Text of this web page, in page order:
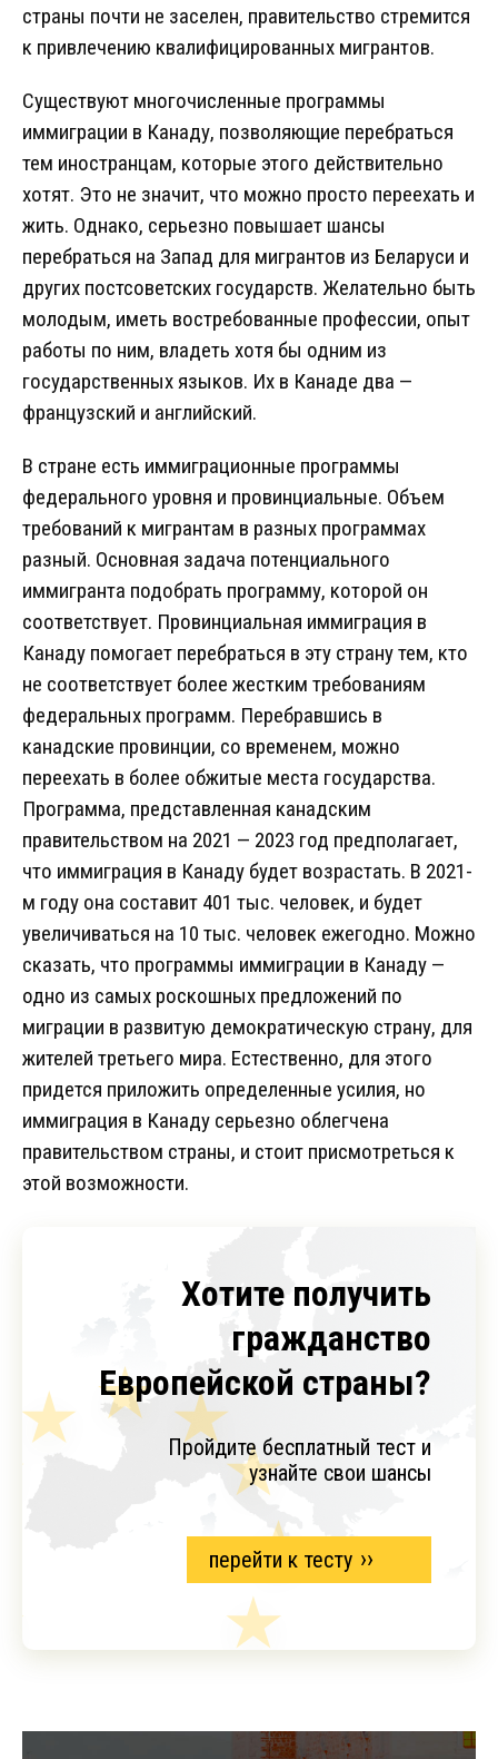
страны почти не заселен, правительство стремится
к привлечению квалифицированных мигрантов.
Существуют многочисленные программы
иммиграции в Канаду, позволяющие перебраться
тем иностранцам, которые этого действительно
хотят. Это не значит, что можно просто переехать и
жить. Однако, серьезно повышает шансы
перебраться на Запад для мигрантов из Беларуси и
других постсоветских государств. Желательно быть
молодым, иметь востребованные профессии, опыт
работы по ним, владеть хотя бы одним из
государственных языков. Их в Канаде два —
французский и английский.
В стране есть иммиграционные программы
федерального уровня и провинциальные. Объем
требований к мигрантам в разных программах
разный. Основная задача потенциального
иммигранта подобрать программу, которой он
соответствует. Провинциальная иммиграция в
Канаду помогает перебраться в эту страну тем, кто
не соответствует более жестким требованиям
федеральных программ. Перебравшись в
канадские провинции, со временем, можно
переехать в более обжитые места государства.
Программа, представленная канадским
правительством на 2021 — 2023 год предполагает,
что иммиграция в Канаду будет возрастать. В 2021-
м году она составит 401 тыс. человек, и будет
увеличиваться на 10 тыс. человек ежегодно. Можно
сказать, что программы иммиграции в Канаду —
одно из самых роскошных предложений по
миграции в развитую демократическую страну, для
жителей третьего мира. Естественно, для этого
придется приложить определенные усилия, но
иммиграция в Канаду серьезно облегчена
правительством страны, и стоит присмотреться к
этой возможности.
Хотите получить
гражданство
Европейской страны?
Пройдите бесплатный тест и
узнайте свои шансы
перейти к тесту